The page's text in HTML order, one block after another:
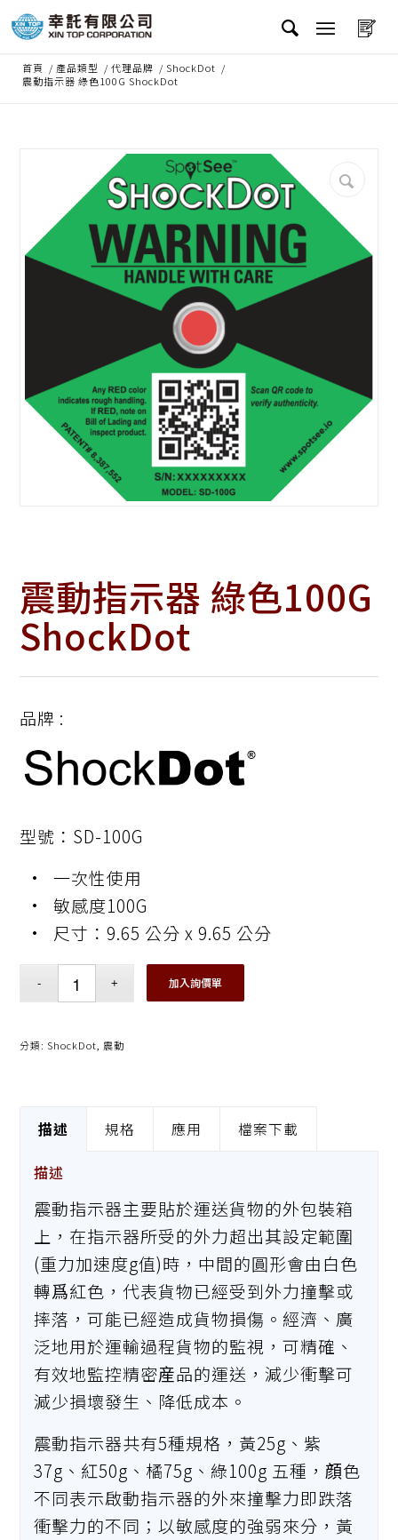
首頁 / 產品類型 / 代理品牌 / ShockDot /
震動指示器 綠色100G ShockDot
震動指示器 綠色100G
ShockDot
品牌 :
型號：SD-100G
• 一次性使用
• 敏感度100G
• 尺寸：9.65 公分 x 9.65 公分
加入詢價單
分類: ShockDot 震動
描述 規格 應用 檔案下載
描述
震動指示器主要貼於運送貨物的外包裝箱
上，在指示器所受的外力超出其設定範圍
(重力加速度g值)時，中間的圓形會由白色
轉爲紅色，代表貨物已經受到外力撞擊或
摔落，可能已經造成貨物損傷。經濟、廣
泛地用於運輸過程貨物的監視，可精確、
有效地監控精密産品的運送，減少衝擊可
減少損壞發生、降低成本。
震動指示器共有5種規格，黃25g、紫
37g、紅50g、橘75g、綠100g 五種，顔色
不同表示啟動指示器的外來撞擊力即跌落
衝擊力的不同；以敏感度的強弱來分，黃